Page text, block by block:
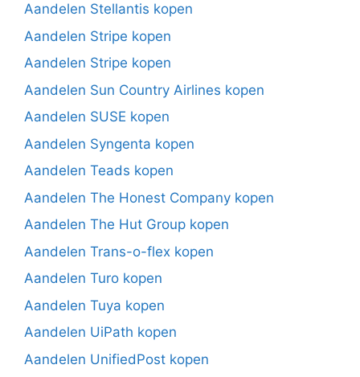
Aandelen Stellantis kopen
Aandelen Stripe kopen
Aandelen Stripe kopen
Aandelen Sun Country Airlines kopen
Aandelen SUSE kopen
Aandelen Syngenta kopen
Aandelen Teads kopen
Aandelen The Honest Company kopen
Aandelen The Hut Group kopen
Aandelen Trans-o-flex kopen
Aandelen Turo kopen
Aandelen Tuya kopen
Aandelen UiPath kopen
Aandelen UnifiedPost kopen